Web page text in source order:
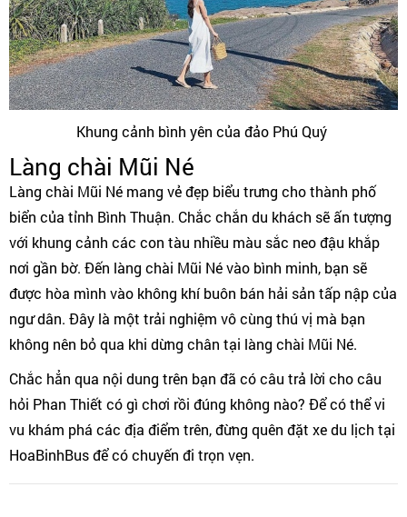
Khung cảnh bình yên của đảo Phú Quý
Làng chài Mũi Né
Làng chài Mũi Né mang vẻ đẹp biểu trưng cho thành phố
biển của tỉnh Bình Thuận. Chắc chắn du khách sẽ ấn tượng
với khung cảnh các con tàu nhiều màu sắc neo đậu khắp
nơi gần bờ. Đến làng chài Mũi Né vào bình minh, bạn sẽ
được hòa mình vào không khí buôn bán hải sản tấp nập của
ngư dân. Đây là một trải nghiệm vô cùng thú vị mà bạn
không nên bỏ qua khi dừng chân tại làng chài Mũi Né.
Chắc hẳn qua nội dung trên bạn đã có câu trả lời cho câu
hỏi Phan Thiết có gì chơi rồi đúng không nào? Để có thể vi
vu khám phá các địa điểm trên, đừng quên đặt xe du lịch tại
HoaBinhBus để có chuyến đi trọn vẹn.